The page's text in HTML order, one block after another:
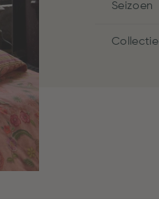
Seizoen
Collectie